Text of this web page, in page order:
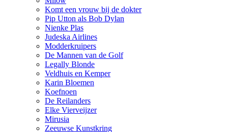
Komt een vrouw bij de dokter
Pip Utton als Bob Dylan
Nienke Plas
Judeska Airlines
Modderkruipers
De Mannen van de Golf
Legally Blonde
Veldhuis en Kemper
Karin Bloemen
Koefnoen
De Reilanders
Elke Vierveijzer
Mirusia
Zeeuwse Kunstkring